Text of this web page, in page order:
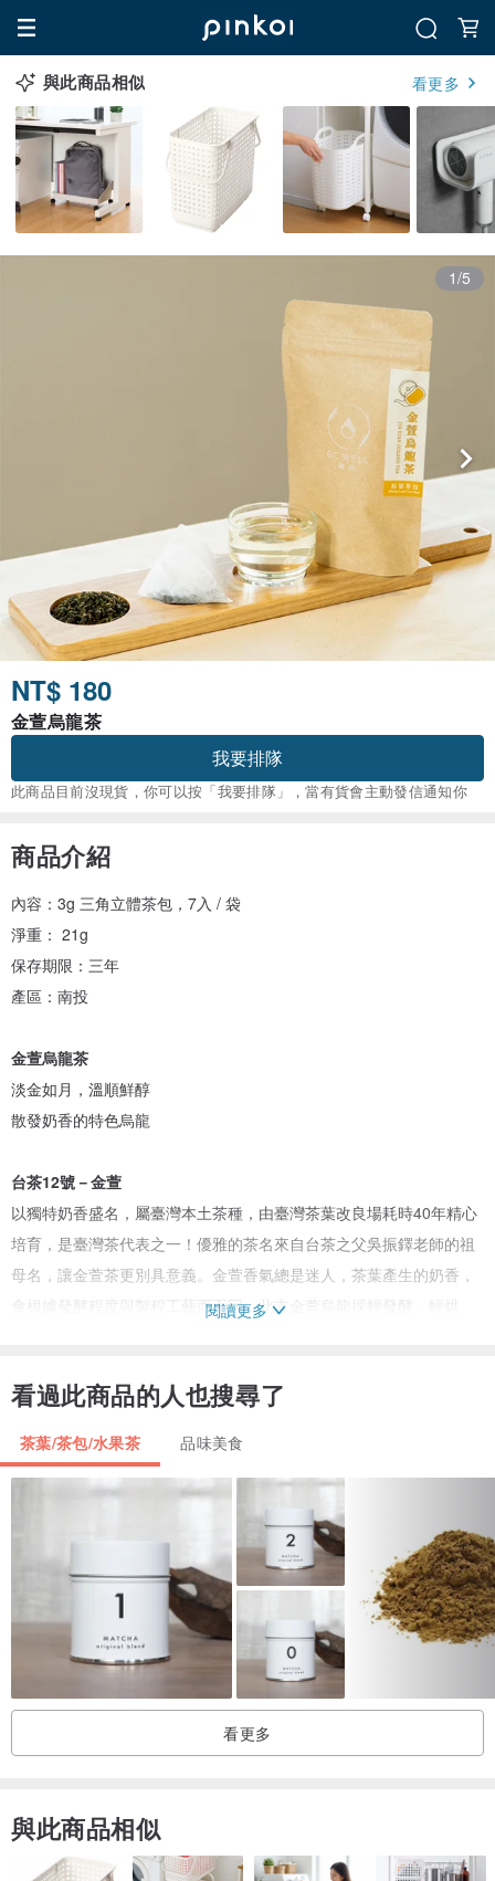
與此商品相似 看更多
1/5
NT$ 180
金萱烏龍茶
我要排隊
此商品目前沒現貨，你可以按「我要排隊」，當有貨會主動發信通知你
商品介紹
內容：3g 三角立體茶包，7入 / 袋
淨重： 21g
保存期限：三年
產區：南投
金萱烏龍茶
淡金如月，溫順鮮醇
散發奶香的特色烏龍
台茶12號－金萱
以獨特奶香盛名，屬臺灣本土茶種，由臺灣茶葉改良場耗時40年精心
培育，是臺灣茶代表之一！優雅的茶名來自台茶之父吳振鐸老師的祖
母名，讓金萱茶更別具意義。金萱香氣總是迷人，茶葉產生的奶香，
會根據發酵程度與製程工藝而不同，此支金萱烏龍採輕發酵，輕烘
茶光茶韻
輕發酵 / 輕焙
綠葉鑲著紅邊，茶色淡金如月，口感溫順鮮醇，帶有自然花香與獨特
自然農法
茶樹茶葉自然生長，順應土地友善栽種，呈現天然淬鍊的茶香茶韻。
支持在地小農，嚴選全臺特色優質茶品，帶你重新認識臺灣茶。
天然甘醇
原葉精華自然釋放，零糖零添加，含天然營養價值，茶湯晶澈甘甜。
三角立體茶包
閱讀更多
看過此商品的人也搜尋了
茶葉/茶包/水果茶 品味美食
看更多
與此商品相似